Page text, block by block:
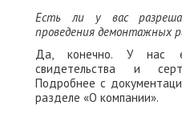
Есть ли у вас
проведения демонтажных
Да, конечно. У нас
свидетельства и
Подробнее с
разделе «О компании».